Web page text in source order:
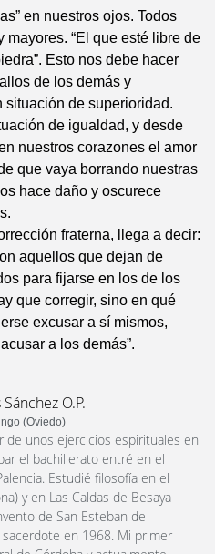
en nuestros ojos. Todos
mayores. “El que esté libre de
Esto nos debe hacer
de los demás y
situación de superioridad.
de igualdad, y desde
nuestros corazones el amor
que vaya borrando nuestras
hace daño y oscurece
fraterna, llega a decir:
aquellos que dejan de
para fijarse en los de los
que corregir, sino en qué
excusar a sí mismos,
a los demás”.
O.P.
(Oviedo)
de unos ejercicios espirituales en
el bachillerato entré en el
Estudié filosofía en el
y en Las Caldas de Besaya
de San Esteban de
en 1968. Mi primer